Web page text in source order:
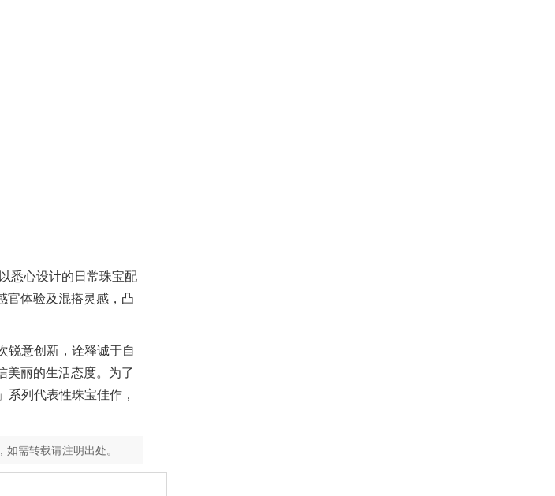
悉心设计的日常珠宝配
官体验及混搭灵感，凸
锐意创新，诠释诚于自
美丽的生活态度。为了
列代表性珠宝佳作，
需转载请注明出处。